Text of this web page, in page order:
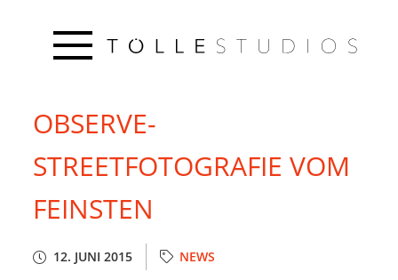
OBSERVE-
STREETFOTOGRAFIE VOM
FEINSTEN
12. JUNI 2015 NEWS